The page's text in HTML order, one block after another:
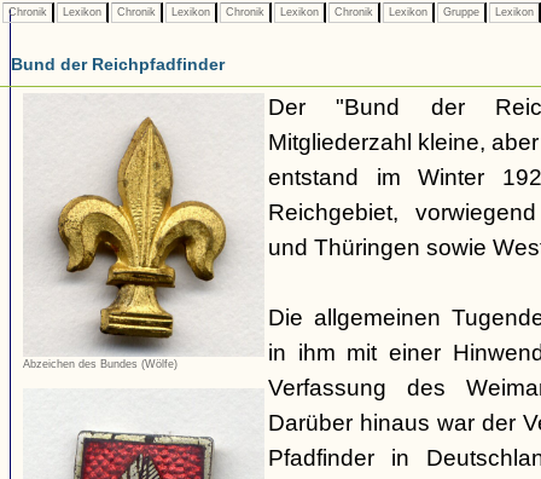
Chronik Lexikon Chronik Lexikon Chronik Lexikon Chronik Lexikon Gruppe Lexikon
Bund der Reichpfadfinder
Abzeichen des Bundes (Wölfe)
Der "Bund der
Mitgliederzahl kleine,
entstand im Winter
Reichgebiet,
und Thüringen sowie
Die allgemeinen
in ihm mit einer
Verfassung des
Darüber hinaus war der
Pfadfinder in